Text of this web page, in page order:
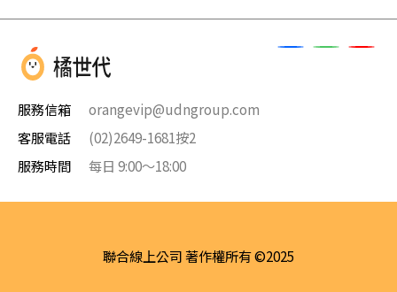
服務信箱
orangevip@udngroup.com
客服電話
(02)2649-1681按2
服務時間
每日 9:00～18:00
聯合線上公司 著作權所有 ©2025